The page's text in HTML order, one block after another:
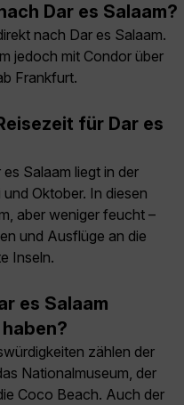
Dar es Salaam?
nach Dar es Salaam.
jedoch mit Condor über
Frankfurt.
für Dar es
Salaam liegt in der
Oktober. In diesen
aber weniger feucht –
und Ausflüge an die
Inseln.
es Salaam
zählen der
Nationalmuseum, der
Coco Beach. Auch der